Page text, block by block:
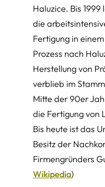
Haluzice. Bis
die
Fertigung in
Prozess nach
Herstellung von
verblieb im
Mitte der 90er
die Fertigung von
Bis heute ist das
Besitz der
Firmengründers
Wikipedia)